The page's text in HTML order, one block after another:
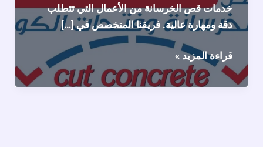
خدمات قص الخرسانة من الأعمال التي تتطلب
دقة ومهارة عالية. فريقنا المتخصص في […]
خدمات
قص
الخرسانة
قراءة المزيد »